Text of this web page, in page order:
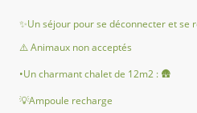
✨️Un séjour pour se déconnecter et se
⚠️ Animaux non acceptés
•Un charmant chalet de 12m2 : 🛖
💡Ampoule recharge